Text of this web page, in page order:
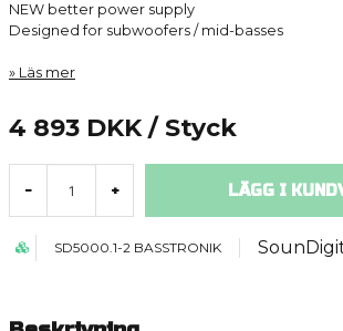
NEW better power supply
Designed for subwoofers / mid-basses
Läs mer
4 893 DKK / Styck
- + LÄGG I
SD5000.1-2 BASSTRONIK